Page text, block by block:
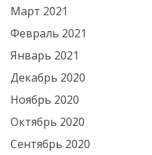
Март 2021
Февраль 2021
Январь 2021
Декабрь 2020
Ноябрь 2020
Октябрь 2020
Сентябрь 2020